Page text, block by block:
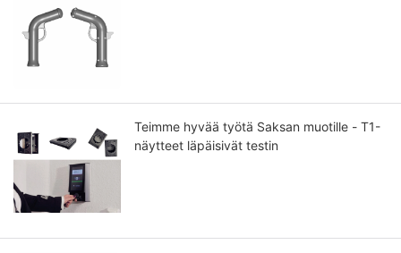
Teimme hyvää työtä Saksan muotille - T1-
näytteet läpäisivät testin